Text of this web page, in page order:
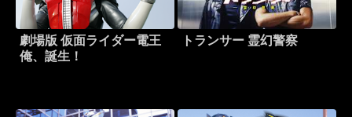
劇場版 仮面ライダー電王
俺、誕生！
トランサー 霊幻警察